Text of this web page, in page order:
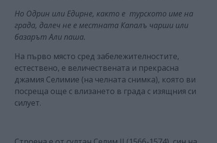
Но Одрин или Едирне, както е турското име на
града, далеч не е местната Капалъ чарши или
базарът Али паша.
На първо място сред забележителностите,
естествено, е величествената и прекрасна
джамия Селимие (на челната снимка), която ви
посреща още с влизането в града с изящния си
силует.